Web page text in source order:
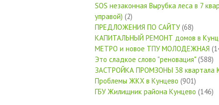
SOS незаконная Вырубка леса в 7
управой) (2)
ПРЕДЛОЖЕНИЯ ПО САЙТУ(68)
КАПИТАЛЬНЫЙ РЕМОНТ домов в
МЕТРО и новое ТПУ МОЛОДЕЖНАЯ
Это сладкое слово "реновация" (588)
ЗАСТРОЙКА ПРОМЗОНЫ 38 квартала
Проблемы ЖКХ в Кунцево (901)
ГБУ Жилищник района Кунцево (146)